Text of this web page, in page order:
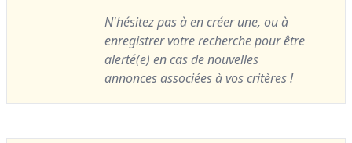
N'hésitez pas à en créer une, ou à
enregistrer votre recherche pour être
alerté(e) en cas de nouvelles
annonces associées à vos critères !